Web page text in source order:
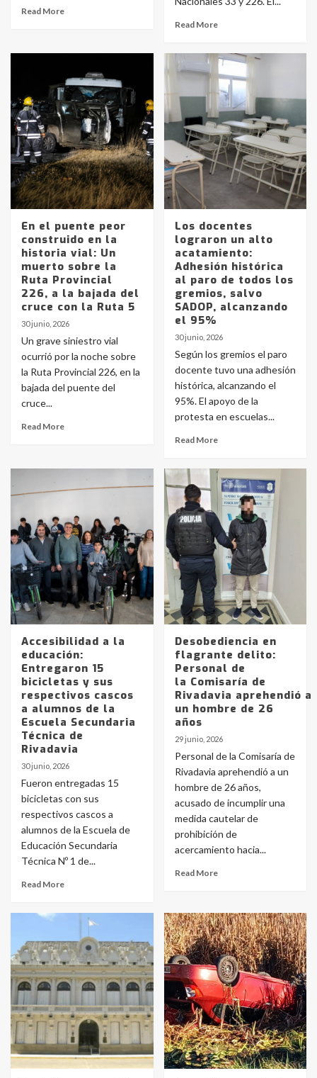
Read More
Read More
En el puente peor
construido en la
historia vial: Un
muerto sobre la
Ruta Provincial
226, a la bajada del
cruce con la Ruta 5
30 junio, 2026
Un grave siniestro vial
ocurrió por la noche sobre
la Ruta Provincial 226, en la
bajada del puente del
cruce...
Read More
Los docentes
lograron un alto
acatamiento:
Adhesión histórica
al paro de todos los
gremios, salvo
SADOP, alcanzando
el 95%
30 junio, 2026
Según los gremios el paro
docente tuvo una adhesión
histórica, alcanzando el
95%. El apoyo de la
protesta en escuelas...
Read More
Accesibilidad a la
educación:
Entregaron 15
bicicletas y sus
respectivos cascos
a alumnos de la
Escuela Secundaria
Técnica de
Rivadavia
30 junio, 2026
Fueron entregadas 15
bicicletas con sus
respectivos cascos a
alumnos de la Escuela de
Educación Secundaria
Técnica Nº 1 de...
Read More
Desobediencia en
flagrante delito:
Personal de
la Comisaría de
Rivadavia aprehendió a
un hombre de 26
años
29 junio, 2026
Personal de la Comisaría de
Rivadavia aprehendió a un
hombre de 26 años,
acusado de incumplir una
medida cautelar de
prohibición de
acercamiento hacia...
Read More